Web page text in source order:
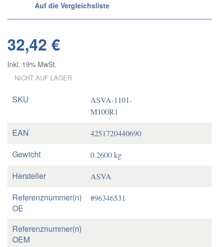
Auf die Vergleichsliste
32,42 €
Inkl. 19% MwSt.
NICHT AUF LAGER
SKU
ASVA-1101-
M100R1
EAN 4251720440690
Gewicht 0.2600 kg
Hersteller ASVA
Referenznummer(n)
OE
#96346531
Referenznummer(n)
OEM